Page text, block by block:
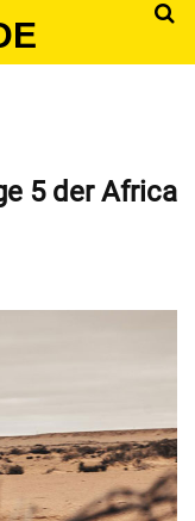
5 der Africa